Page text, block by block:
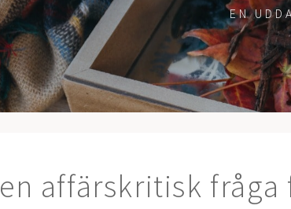
EN
en affärskritisk fråga